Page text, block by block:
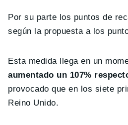
Por su parte los puntos de
según la propuesta a los
Esta medida llega en un
aumentado un 107%
provocado que en los siete
Reino Unido.